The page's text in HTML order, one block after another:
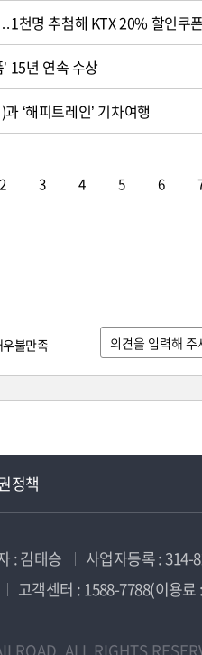
천명 추첨해 KTX 20% 할인쿠
15년 연속 수상
‘해피트레인’ 기차여행
2 3 4 5 6 7
우불만족
정책
: 김태승 사업자등록 : 314-
고객센터 : 1588-7788(이용료
ALL RIGHTS